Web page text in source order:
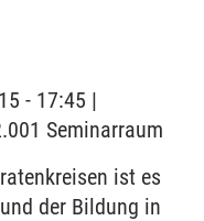
- 17:45 |
Seminarraum
ist es
der Bildung in